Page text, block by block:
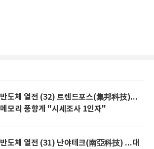
반도체 열전 (32) 트렌드포스(集邦科技)...
메모리 풍향계 "시세조사 1인자"
반도체 열전 (31) 난야테크(南亞科技) ...대